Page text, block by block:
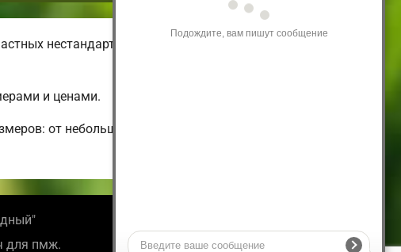
нестандартных малогабаритных
и ценами.
от небольших и бюджетных до
для пмж.
Здравствуйте! Я могу
акциям и проектам.